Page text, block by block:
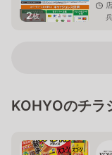
2枚
KOHYOのチラ